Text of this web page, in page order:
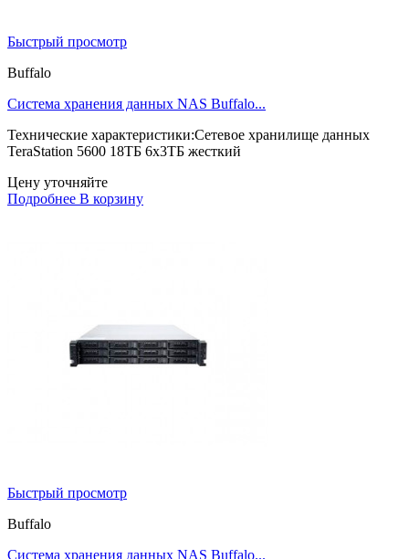
Быстрый просмотр
Buffalo
Система хранения данных NAS Buffalo...
Технические характеристики:Сетевое хранилище данных
TeraStation 5600 18ТБ 6x3ТБ жесткий
Цену уточняйте
Подробнее В корзину
Быстрый просмотр
Buffalo
Система хранения данных NAS Buffalo...